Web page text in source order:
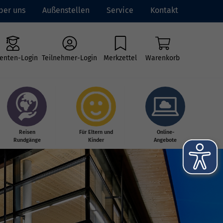
uns Außenstellen Service Kontakt
Login Teilnehmer-Login Merkzettel Warenkorb
Reisen
Rundgänge
Für Eltern und
Kinder
Online-
Angebote